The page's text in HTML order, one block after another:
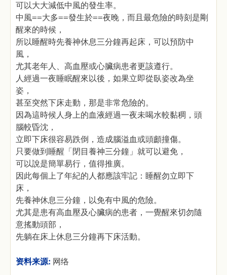
可以大大減低中風的發生率。
中風==大多==發生於==夜晚，而且最危險的時刻是剛
醒來的時候，
所以睡醒時先養神休息三分鐘再起床，可以預防中
風，
尤其老年人、高血壓或心臟病患者更該遵行。
人經過一夜睡眠醒來以後，如果立即從臥姿改為坐
姿，
甚至突然下床走動，那是非常危險的。
因為這時候人身上的血液經過一夜未喝水較黏稠，頭
腦較昏沈，
立即下床很容易跌倒，造成腦溢血或頭顱撞傷。
只要做到睡醒「閉目養神三分鐘」就可以避免，
可以說是簡單易行，值得推廣。
因此每個上了年紀的人都應該牢記：睡醒勿立即下
床，
先養神休息三分鐘，以免有中風的危險。
尤其是患有高血壓及心臟病的患者，一覺醒來切勿隨
意搖動頭部，
先躺在床上休息三分鐘再下床活動。
资料来源: 网络